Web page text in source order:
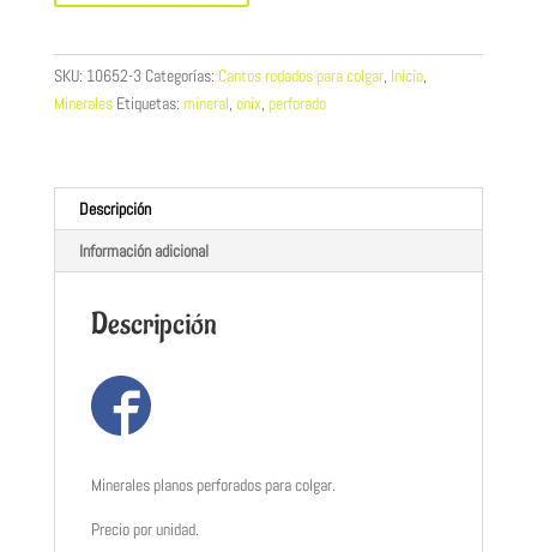
SKU: 10652-3 Categorías: Cantos rodados para colgar, Inicio,
Minerales Etiquetas: mineral, onix, perforado
Descripción
Información adicional
Descripción
Minerales planos perforados para colgar.
Precio por unidad.